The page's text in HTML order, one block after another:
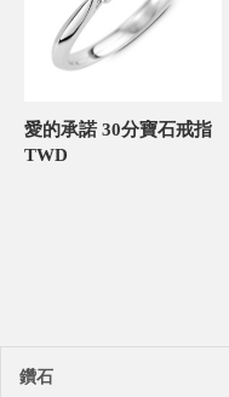
愛的承諾 30分寶石戒指
TWD
鑽石